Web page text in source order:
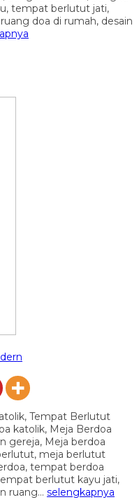
tempat berlutut jati,
doa di rumah, desain
Tempat Berlutut
katolik, Meja Berdoa
gereja, Meja berdoa
meja berlutut
tempat berdoa
berlutut kayu jati,
ruang… selengkapnya